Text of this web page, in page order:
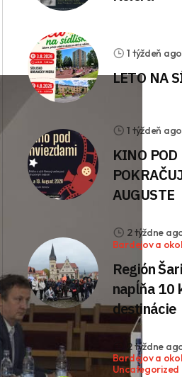
1 týždeň ago
LETO NA
1 týždeň ago
KINO
AUGUSTE
2 týždne
Bardejov a
Región
napĺňa 10
destinácie
2 týždne
Bardejov a
Uncategorized